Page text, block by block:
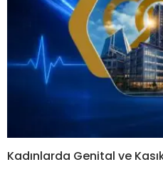
Kadınlarda Genital ve